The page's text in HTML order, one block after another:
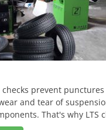
prevent
and tear of
That's why LTS